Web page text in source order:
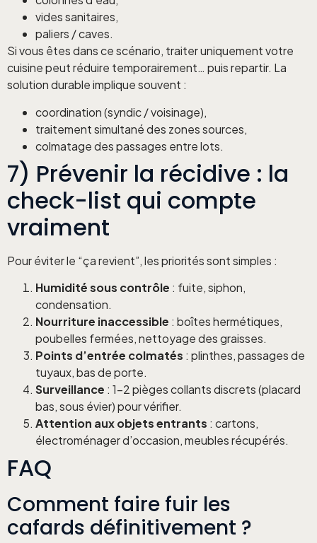
vides sanitaires,
paliers / caves.
Si vous êtes dans ce scénario, traiter uniquement votre
cuisine peut réduire temporairement… puis repartir. La
solution durable implique souvent :
coordination (syndic / voisinage),
traitement simultané des zones sources,
colmatage des passages entre lots.
7) Prévenir la récidive : la
check-list qui compte
vraiment
Pour éviter le “ça revient”, les priorités sont simples :
Humidité sous contrôle : fuite, siphon,
condensation.
Nourriture inaccessible : boîtes hermétiques,
poubelles fermées, nettoyage des graisses.
Points d’entrée colmatés : plinthes, passages de
tuyaux, bas de porte.
Surveillance : 1–2 pièges collants discrets (placard
bas, sous évier) pour vérifier.
Attention aux objets entrants : cartons,
électroménager d’occasion, meubles récupérés.
FAQ
Comment faire fuir les
cafards définitivement ?